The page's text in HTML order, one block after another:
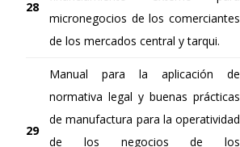
28
micronegocios de los comerciantes
de los mercados central y tarqui.
29
Manual para la aplicación de
normativa legal y buenas prácticas
de manufactura para la operatividad
de los negocios de los